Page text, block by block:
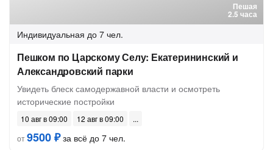
Пешая
2.5 часа
Индивидуальная до 7 чел.
Пешком по Царскому Селу: Екатерининский и
Александровский парки
Увидеть блеск самодержавной власти и осмотреть
исторические постройки
10 авг в 09:00
12 авг в 09:00
от9500 ₽за всё до 7 чел.